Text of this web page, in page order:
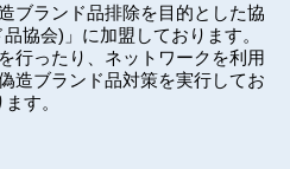
ブランド品排除を目的とした協
協会)」に加盟しております。
行ったり、ネットワークを利用
造ブランド品対策を実行してお
ます。